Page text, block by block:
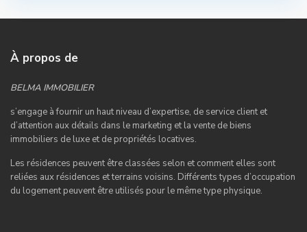
À propos de
BELMA IMMOBILIER
s’engage à fournir un haut niveau d’expertise, de service client et
d’attention aux détails dans le marketing et la vente de biens
immobiliers de luxe et de propriétés locatives.
Les résidences peuvent être classées selon et comment elles sont
reliées aux résidences et terrains voisins. Différents types d’occupation
du logement peuvent être utilisés pour le même type physique.